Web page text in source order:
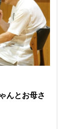
んとお母さ